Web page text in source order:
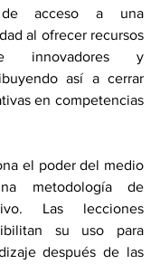
acceso a una
al ofrecer recursos
innovadores y
así a cerrar
en competencias
el poder del medio
metodología de
Las lecciones
su uso para
después de las